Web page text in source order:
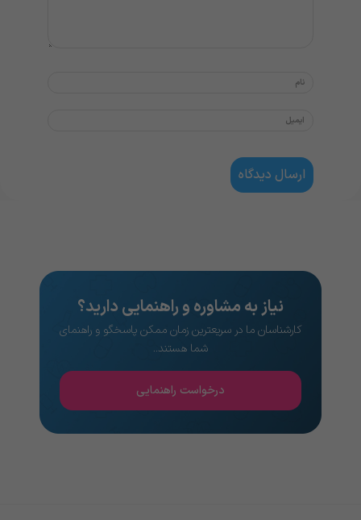
نیاز به مشاوره و راهنمایی دارید؟
کارشناسان ما در سریعترین زمان ممکن پاسخگو و راهنمای
شما هستند..
درخواست راهنمایی